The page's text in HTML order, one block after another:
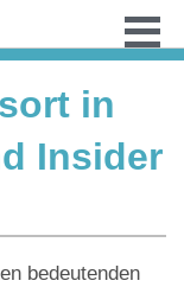
in
Insider
bedeutenden